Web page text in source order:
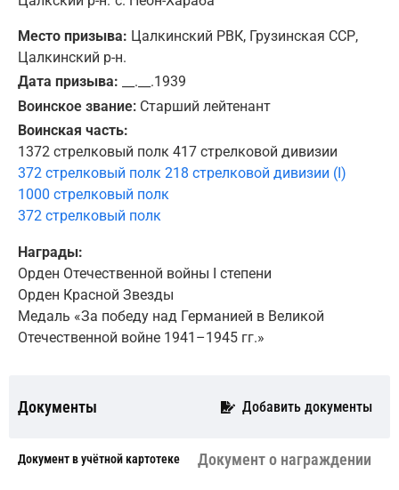
Место призыва: Цалкинский РВК, Грузинская ССР,
Цалкинский р-н.
Дата призыва: __.__.1939
Воинское звание: Старший лейтенант
Воинская часть:
1372 стрелковый полк 417 стрелковой дивизии
372 стрелковый полк 218 стрелковой дивизии (I)
1000 стрелковый полк
372 стрелковый полк
Награды:
Орден Отечественной войны I степени
Орден Красной Звезды
Медаль «За победу над Германией в Великой
Отечественной войне 1941–1945 гг.»
Документы Добавить документы
Документ в учётной картотеке Документ о награждении